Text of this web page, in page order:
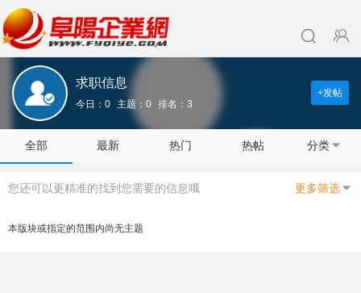
求职信息
今日：0 主题：0 排名：3
+发帖
全部 最新 热门 热帖 分类
您还可以更精准的找到您需要的信息哦 更多筛选
本版块或指定的范围内尚无主题